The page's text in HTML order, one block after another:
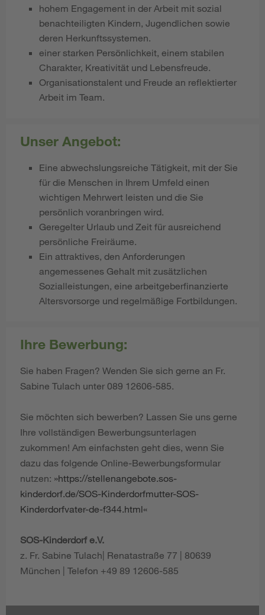
hohem Engagement in der Arbeit mit sozial
benachteiligten Kindern, Jugendlichen sowie
deren Herkunftssystemen.
​​​​​​einer starken Persönlichkeit, einem stabilen
Charakter, Kreativität und Lebensfreude.
Organisationstalent und Freude an reflektierter
Arbeit im Team.
Unser Angebot:
Eine abwechslungsreiche Tätigkeit, mit der Sie
für die Menschen in Ihrem Umfeld einen
wichtigen Mehrwert leisten und die Sie
persönlich voranbringen wird.
Geregelter Urlaub und Zeit für ausreichend
persönliche Freiräume.
Ein attraktives, den Anforderungen
angemessenes Gehalt mit zusätzlichen
Sozialleistungen, eine arbeitgeberfinanzierte
Altersvorsorge und regelmäßige Fortbildungen.
Ihre Bewerbung:
Sie haben Fragen? Wenden Sie sich gerne an Fr.
Sabine Tulach unter 089 12606-585.
Sie möchten sich bewerben? Lassen Sie uns gerne
Ihre vollständigen Bewerbungsunterlagen
zukommen! Am einfachsten geht dies, wenn Sie
dazu das folgende Online-Bewerbungsformular
nutzen:
https://stellenangebote.sos-
kinderdorf.de/SOS-Kinderdorfmutter-SOS-
Kinderdorfvater-de-f344.html
SOS-Kinderdorf e.V.
z. Fr. Sabine Tulach| Renatastraße 77 | 80639
München | Telefon +49 89 12606-585